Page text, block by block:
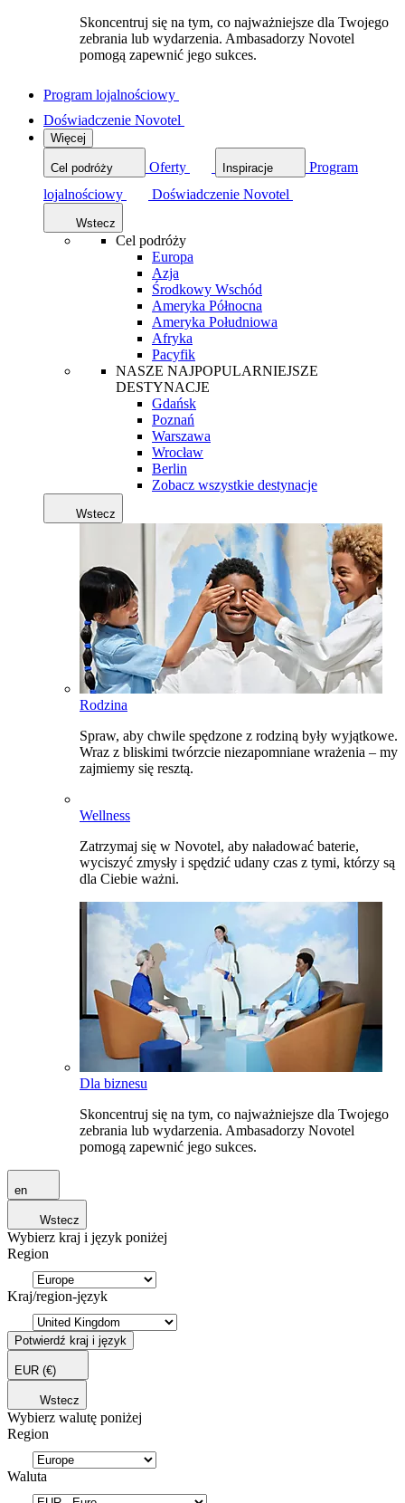
Skoncentruj się na tym, co najważniejsze dla Twojego
zebrania lub wydarzenia. Ambasadorzy Novotel
pomogą zapewnić jego sukces.
Program lojalnościowy
Doświadczenie Novotel
Więcej
Cel podróży Oferty Inspiracje
Program
lojalnościowy
Doświadczenie Novotel
Wstecz
Cel podróży
Europa
Azja
Środkowy Wschód
Ameryka Północna
Ameryka Południowa
Afryka
Pacyfik
NASZE NAJPOPULARNIEJSZE
DESTYNACJE
Gdańsk
Poznań
Warszawa
Wrocław
Berlin
Zobacz wszystkie destynacje
Wstecz
Rodzina
Spraw, aby chwile spędzone z rodziną były wyjątkowe.
Wraz z bliskimi twórzcie niezapomniane wrażenia – my
zajmiemy się resztą.
Wellness
Zatrzymaj się w Novotel, aby naładować baterie,
wyciszyć zmysły i spędzić udany czas z tymi, którzy są
dla Ciebie ważni.
Dla biznesu
Skoncentruj się na tym, co najważniejsze dla Twojego
zebrania lub wydarzenia. Ambasadorzy Novotel
pomogą zapewnić jego sukces.
en
Wstecz
Wybierz kraj i język poniżej
Region
Kraj/region-język
Potwierdź kraj i język
EUR (€)
Wstecz
Wybierz walutę poniżej
Region
Waluta